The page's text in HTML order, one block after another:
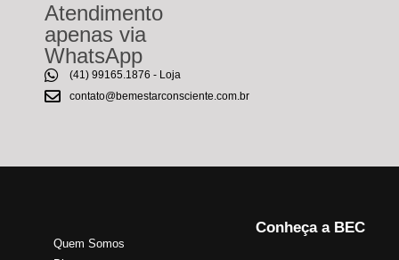
Atendimento
apenas via
WhatsApp
(41) 99165.1876 - Loja
contato@bemestarconsciente.com.br
Conheça a BEC
Quem Somos